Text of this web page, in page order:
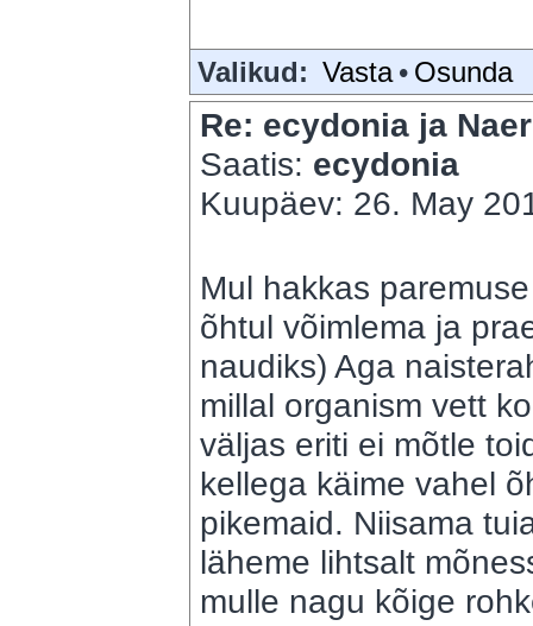
Valikud: Vasta • Osunda
Re: ecydonia ja
Saatis: ecydonia
Kuupäev: 26. May
Mul hakkas
õhtul võimlema ja
naudiks) Aga
millal organism vett
väljas eriti ei mõtle
kellega käime vahel
pikemaid. Niisama
läheme lihtsalt
mulle nagu kõige